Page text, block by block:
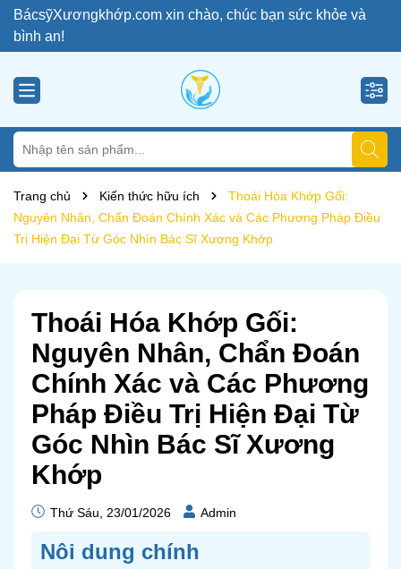
BácsỹXươngkhớp.com xin chào, chúc bạn sức khỏe và
bình an!
Trang chủ Kiến thức hữu ích
Thoái Hóa Khớp Gối:
Nguyên Nhân, Chẩn Đoán Chính Xác và Các Phương Pháp Điều
Trị Hiện Đại Từ Góc Nhìn Bác Sĩ Xương Khớp
Thoái Hóa Khớp Gối:
Nguyên Nhân, Chẩn Đoán
Chính Xác và Các Phương
Pháp Điều Trị Hiện Đại Từ
Góc Nhìn Bác Sĩ Xương
Khớp
Thứ Sáu, 23/01/2026 Admin
Nôi dung chính